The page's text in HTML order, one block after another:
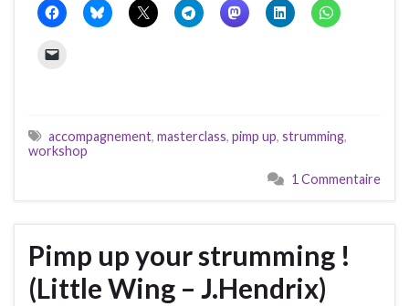
accompagnement, masterclass, pimp up, strumming,
workshop
1 Commentaire
Pimp up your strumming !
(Little Wing – J.Hendrix)